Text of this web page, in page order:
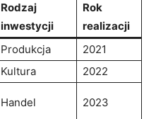
Rodzaj
inwestycji
Rok
realizacji
Produkcja
2021
Kultura
2022
Handel 2023